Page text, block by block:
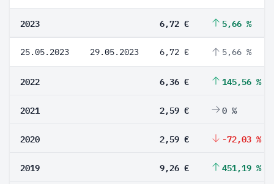
2023 6,72 € 5,66 %
25.05.2023 29.05.2023 6,72 € 5,66 %
2022 6,36 € 145,56 %
2021 2,59 € 0 %
2020 2,59 € -72,03 %
2019 9,26 € 451,19 %